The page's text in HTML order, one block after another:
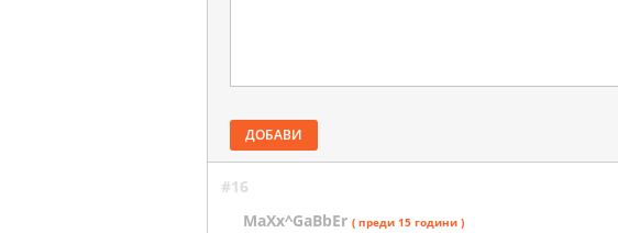
ДОБАВИ
#16
MaXx^GaBbEr ( преди 15 години )